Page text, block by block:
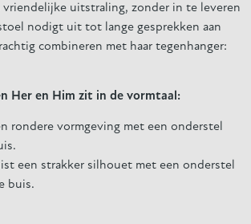
vriendelijke uitstraling, zonder in te leveren
nodigt uit tot lange gesprekken aan
combineren met haar tegenhanger:
Her en Him zit in de vormtaal:
rondere vormgeving met een onderstel
een strakker silhouet met een onderstel
buis.